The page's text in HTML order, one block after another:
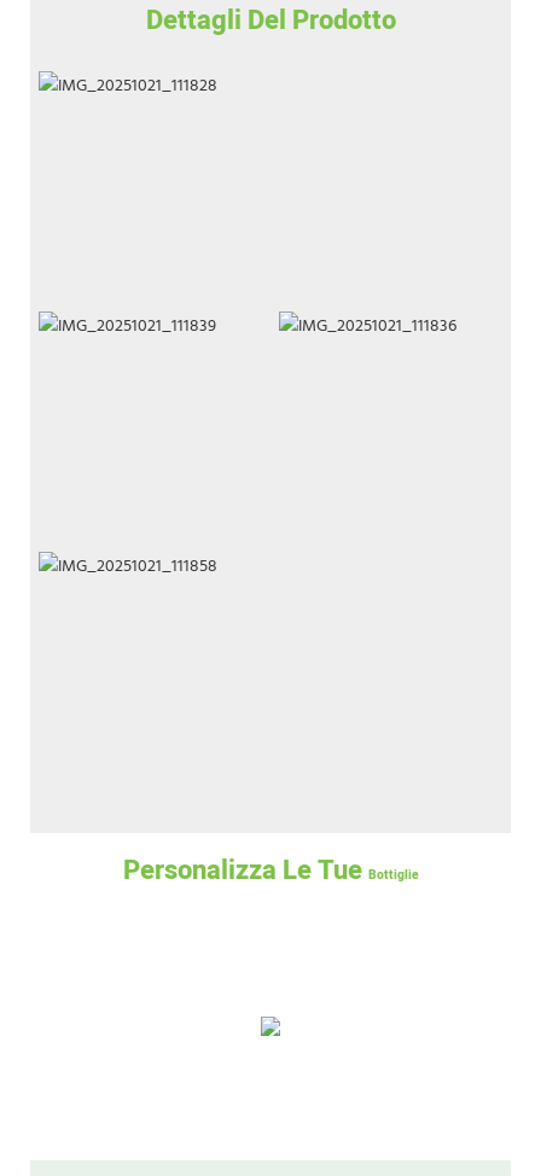
Dettagli Del Prodotto
Personalizza Le Tue Bottiglie